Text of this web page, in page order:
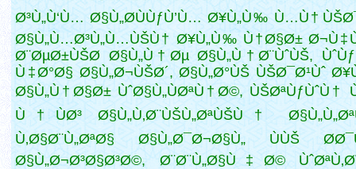
Ø³Ù„Ù‘Ù… Ø§Ù„Ø­ÙÙƒÙ’Ù… Ø¥Ù„Ù‰ Ù…Ù†
Ø§Ù„Ù…Ø³Ù„Ù…ÙŠÙ† Ø¥Ù„Ù‰ Ù†Ø§Ø±
Ø¨ØµØ±ÙŠØ­ Ø§Ù„Ù†Øµ Ø§Ù„Ù†Ø¨ÙˆÙŠ,
Ù‡Ø°Ø§ Ø§Ù„Ø¬ÙŠØ´, Ø§Ù„Ø°ÙŠ ÙŠØ¯Ø¹Ùˆ
Ø§Ù„Ù†Ø§Ø± ÙˆØ§Ù„ÙØªÙ†Ø©, ÙŠØªÙƒÙˆÙ†
Ù†ÙØ³ Ø§Ù„Ù‚Ø¨ÙŠÙ„ØªÙŠÙ†
Ù‚Ø§Ø¨Ù„ØªØ§ Ø§Ù„Ø¯Ø¬Ø§Ù„ ÙÙŠ
Ø§Ù„Ø¬Ø³Ø§Ø³Ø©, Ø¨Ø¨Ù„Ø§Ù‡Ø©